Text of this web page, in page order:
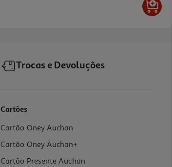
Trocas e Devoluções
Cartões
Cartão Oney Auchan
Cartão Oney Auchan+
Cartão Presente Auchan